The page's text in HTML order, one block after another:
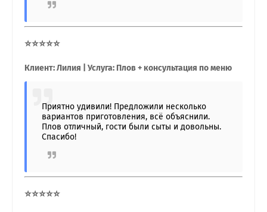
⭐⭐⭐⭐⭐
Клиент: Лилия | Услуга: Плов + консультация по меню
Приятно удивили! Предложили несколько
вариантов приготовления, всё объяснили.
Плов отличный, гости были сыты и довольны.
Спасибо!
⭐⭐⭐⭐⭐